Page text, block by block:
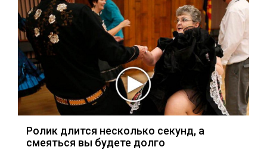
Ролик длится несколько секунд, а
смеяться вы будете долго